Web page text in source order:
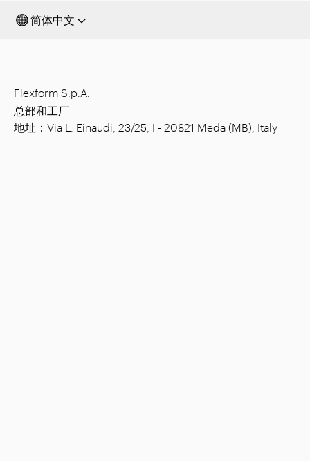
简体中文
Flexform S.p.A.
总部和工厂
地址：Via L. Einaudi, 23/25, I - 20821 Meda (MB), Italy